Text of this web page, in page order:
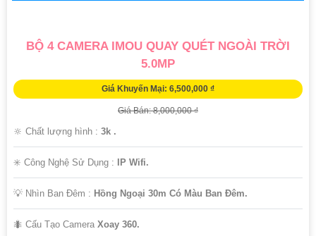
BỘ 4 CAMERA IMOU QUAY QUÉT NGOÀI TRỜI
5.0MP
Giá Khuyến Mại: 6,500,000 ₫
Giá Bán: 8,000,000 ₫
🔆 Chất lượng hình : 3k .
✳️ Công Nghệ Sử Dụng : IP Wifi.
💡 Nhìn Ban Đêm : Hồng Ngoại 30m Có Màu Ban Ðêm.
🐜 Cấu Tạo Camera Xoay 360.